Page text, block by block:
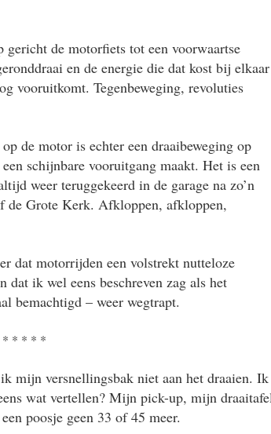
de motorfiets tot een voorwaartse
en de energie die dat kost bij elkaar
vooruitkomt. Tegenbeweging, revoluties
de motor is echter een draaibeweging op
schijnbare vooruitgang maakt. Het is een
weer teruggekeerd in de garage na zo’n
de Grote Kerk. Afkloppen, afkloppen,
dat motorrijden een volstrekt nutteloze
ik wel eens beschreven zag als het
bemachtigd – weer wegtrapt.
* * * * *
mijn versnellingsbak niet aan het draaien. Ik
wat vertellen? Mijn pick-up, mijn
poosje geen 33 of 45 meer.